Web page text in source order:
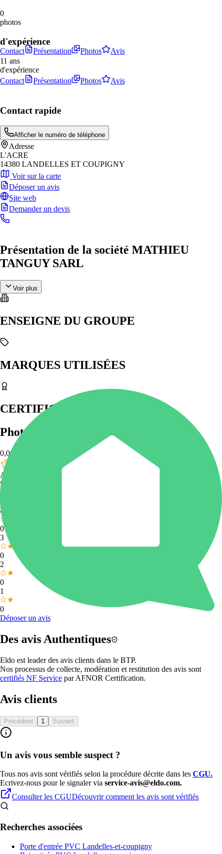
0
photos
d'expérience
11 ans
d'expérience
Contact
Présentation Photos Avis
Contact Présentation Photos Avis
Contact rapide
Afficher le numéro de téléphone
Adresse
L'ACRE
14380 LANDELLES ET COUPIGNY
Voir sur la carte
Déposer un avis
Site web
Demander un devis
Présentation de la société MATHIEU
TANGUY SARL
Voir plus
ENSEIGNE DU GROUPE
MARQUES UTILISÉES
CERTIFICATIONS & LABELS
Photos
0,0
Aucun avis contrôlé
5
0
4
0
3
0
2
0
1
0
Déposer un avis
Des avis Authentiques
Eldo est leader des avis clients dans le BTP.
Nos processus de collecte, modération et restitution des avis sont
certifiés NF Service parAFNOR Certification.
Avis clients
Précédent 1 Suivant
Un avis vous semble suspect ?
Tous nos avis sont vérifiés selon la procédure décrite dans les CGU.
Ecrivez-nous pour le signaler via service-avis@eldo.com.
Consulter les CGUDécouvrir comment les avis sont vérifiés
Recherches associées
Porte d'entrée PVC Landelles-et-coupigny